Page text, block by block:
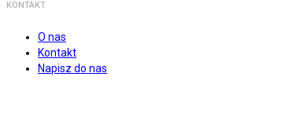
KONTAKT
O nas
Kontakt
Napisz do nas